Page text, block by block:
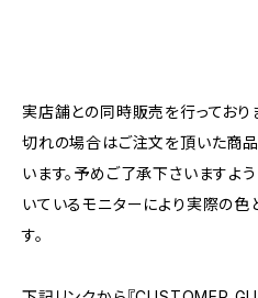
実店舗との同時販売を行っており
切れの場合はご注文を頂いた商
います。予めご了承下さいますよ
いているモニターにより実際の
す。